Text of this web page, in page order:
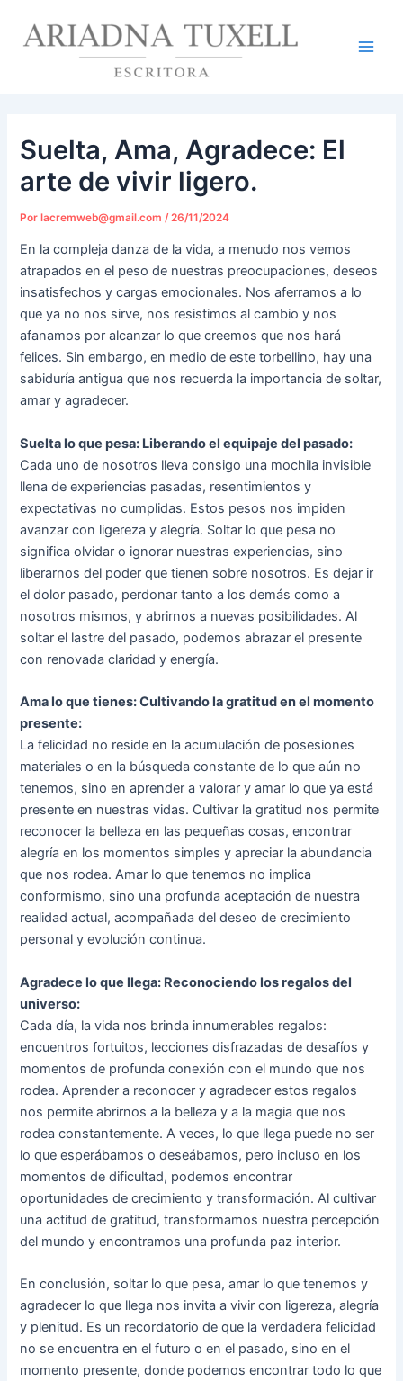
Suelta, Ama, Agradece: El
arte de vivir ligero.
Por lacremweb@gmail.com/26/11/2024
En la compleja danza de la vida, a menudo nos vemos
atrapados en el peso de nuestras preocupaciones, deseos
insatisfechos y cargas emocionales. Nos aferramos a lo
que ya no nos sirve, nos resistimos al cambio y nos
afanamos por alcanzar lo que creemos que nos hará
felices. Sin embargo, en medio de este torbellino, hay una
sabiduría antigua que nos recuerda la importancia de soltar,
amar y agradecer.
Suelta lo que pesa: Liberando el equipaje del pasado:
Cada uno de nosotros lleva consigo una mochila invisible
llena de experiencias pasadas, resentimientos y
expectativas no cumplidas. Estos pesos nos impiden
avanzar con ligereza y alegría. Soltar lo que pesa no
significa olvidar o ignorar nuestras experiencias, sino
liberarnos del poder que tienen sobre nosotros. Es dejar ir
el dolor pasado, perdonar tanto a los demás como a
nosotros mismos, y abrirnos a nuevas posibilidades. Al
soltar el lastre del pasado, podemos abrazar el presente
con renovada claridad y energía.
Ama lo que tienes: Cultivando la gratitud en el momento
presente:
La felicidad no reside en la acumulación de posesiones
materiales o en la búsqueda constante de lo que aún no
tenemos, sino en aprender a valorar y amar lo que ya está
presente en nuestras vidas. Cultivar la gratitud nos permite
reconocer la belleza en las pequeñas cosas, encontrar
alegría en los momentos simples y apreciar la abundancia
que nos rodea. Amar lo que tenemos no implica
conformismo, sino una profunda aceptación de nuestra
realidad actual, acompañada del deseo de crecimiento
personal y evolución continua.
Agradece lo que llega: Reconociendo los regalos del
universo:
Cada día, la vida nos brinda innumerables regalos:
encuentros fortuitos, lecciones disfrazadas de desafíos y
momentos de profunda conexión con el mundo que nos
rodea. Aprender a reconocer y agradecer estos regalos
nos permite abrirnos a la belleza y a la magia que nos
rodea constantemente. A veces, lo que llega puede no ser
lo que esperábamos o deseábamos, pero incluso en los
momentos de dificultad, podemos encontrar
oportunidades de crecimiento y transformación. Al cultivar
una actitud de gratitud, transformamos nuestra percepción
del mundo y encontramos una profunda paz interior.
En conclusión, soltar lo que pesa, amar lo que tenemos y
agradecer lo que llega nos invita a vivir con ligereza, alegría
y plenitud. Es un recordatorio de que la verdadera felicidad
no se encuentra en el futuro o en el pasado, sino en el
momento presente, donde podemos encontrar todo lo que